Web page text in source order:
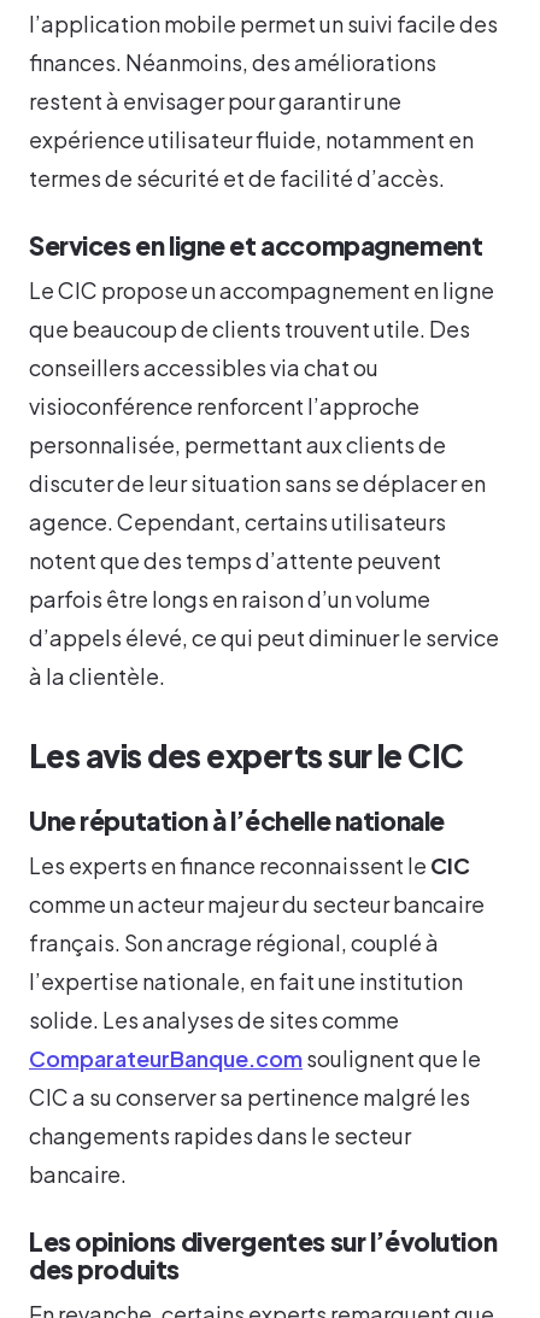
l’application mobile permet un suivi facile des
finances. Néanmoins, des améliorations
restent à envisager pour garantir une
expérience utilisateur fluide, notamment en
termes de sécurité et de facilité d’accès.
Services en ligne et accompagnement
Le CIC propose un accompagnement en ligne
que beaucoup de clients trouvent utile. Des
conseillers accessibles via chat ou
visioconférence renforcent l’approche
personnalisée, permettant aux clients de
discuter de leur situation sans se déplacer en
agence. Cependant, certains utilisateurs
notent que des temps d’attente peuvent
parfois être longs en raison d’un volume
d’appels élevé, ce qui peut diminuer le service
à la clientèle.
Les avis des experts sur le CIC
Une réputation à l’échelle nationale
Les experts en finance reconnaissent le CIC
comme un acteur majeur du secteur bancaire
français. Son ancrage régional, couplé à
l’expertise nationale, en fait une institution
solide. Les analyses de sites comme
ComparateurBanque.com soulignent que le
CIC a su conserver sa pertinence malgré les
changements rapides dans le secteur
bancaire.
Les opinions divergentes sur l’évolution
des produits